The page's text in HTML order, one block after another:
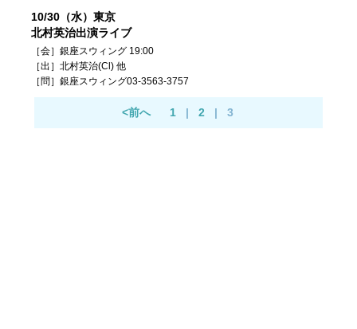
10/30（水）東京
北村英治出演ライブ
［会］銀座スウィング 19:00
［出］北村英治(Cl) 他
［問］銀座スウィング03-3563-3757
<前へ 1| 2 | 3